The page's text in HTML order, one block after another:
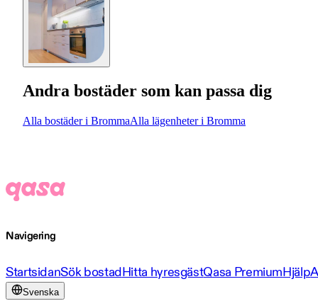
Andra bostäder som kan passa dig
Alla bostäder i BrommaAlla lägenheter i Bromma
Navigering
StartsidanSök bostadHitta hyresgästQasa PremiumHjälp
Svenska